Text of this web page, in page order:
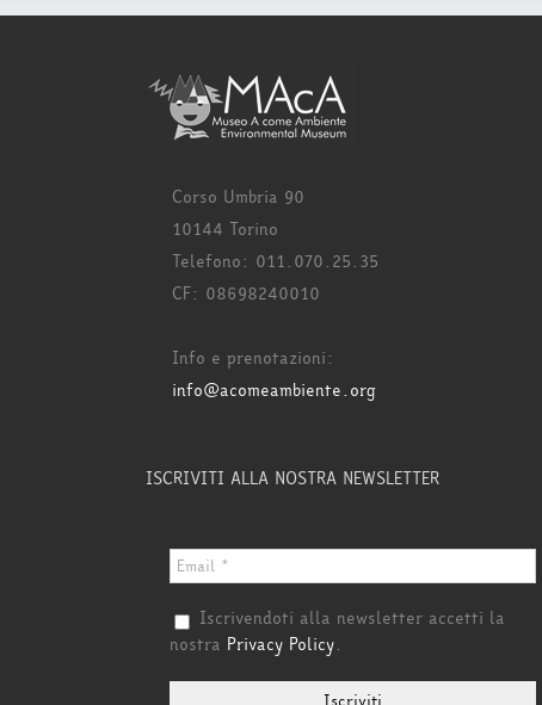
Corso Umbria 90
10144 Torino
Telefono: 011.070.25.35
CF: 08698240010
Info e prenotazioni:
info@acomeambiente.org
ISCRIVITI ALLA NOSTRA NEWSLETTER
Iscrivendoti alla newsletter accetti la
nostra Privacy Policy.